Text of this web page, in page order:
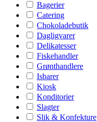
Bagerier
Catering
Chokoladebutik
Dagligvarer
Delikatesser
Fiskehandler
Grønthandlere
Isbarer
Kiosk
Konditorier
Slagter
Slik & Konfekture